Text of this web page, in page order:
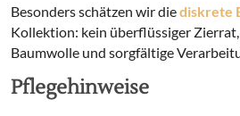
Besonders schätzen wir diediskrete
Kollektion: kein überflüssiger
Baumwolle und sorgfältige
Pflegehinweise